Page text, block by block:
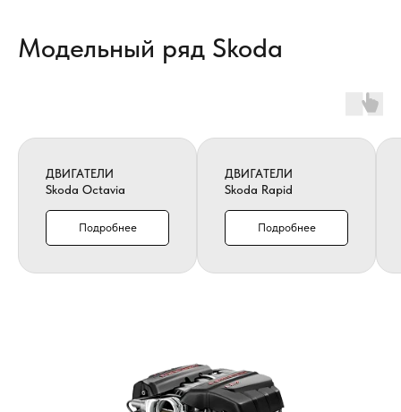
Модельный ряд Skoda
ДВИГАТЕЛИ
Skoda Octavia
Подробнее
ДВИГАТЕЛИ
Skoda Rapid
Подробнее